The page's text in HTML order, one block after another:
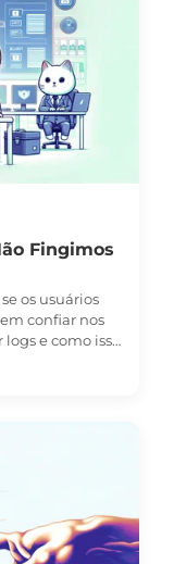
Fingimos
os usuários
confiar nos
e como isso